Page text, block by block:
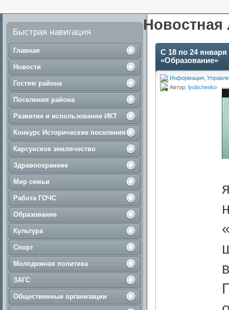
Быстрая навигация
Главная
Новости
Гостям района
Поселения района
Развитие и использование ИКТ
Конкурс Исторические поселения
Карсунское землячество
Здравоохранеие
Мир семьи
Работа ГОЧС
Образование
Культура
Спорт
Молодежная политика
ЗАГС
Общественные организации
Новостная
С 18 по 24
«Образование»
Информация
Автор: lyubchenko